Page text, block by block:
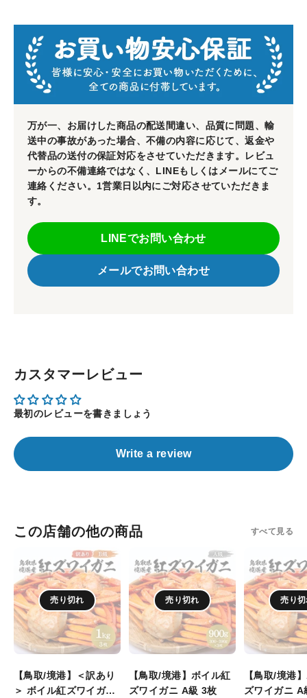
万が一、お届けした商品の配送間違い、品質に問題、輸
送中の事故があった場合、不備の内容に応じて、返金や
代替品の送付の保証対応をさせていただきます。レビュ
ーからの不備連絡ではなく、LINEもしくはメールにてご
連絡ください。1営業日以内にご対応させていただきま
す。
LINEでお問い合わせ
メールでお問い合わせ
カスタマーレビュー
最初のレビューを書きましょう
Write a review
この店舗の他の商品 すべて見る
取/
境
港】
＜
訳
あ
＞
ボ
売り切れ
【鳥取/境港】＜訳あり
＞ ボイル紅ズワイガニ
取/
境
港】
ボ
イ
ル
ズ
ワ
売り切れ
【鳥取/境港】ボイル紅
ズワイガニ A級 3枚
取/
境
港】
ボ
イ
ル
ズ
ワ
売り
【鳥取/境港
ズワイガニ A